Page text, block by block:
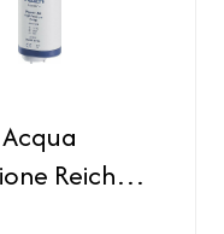
Reich
Plus